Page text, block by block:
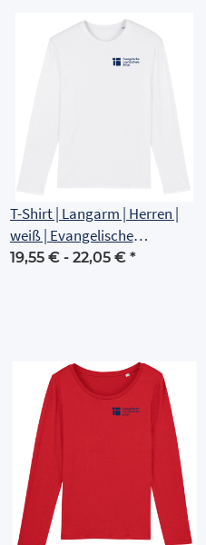
T-Shirt | Langarm | Herren |
weiß | Evangelische
Grundschule Erfurt
19,55 € - 22,05 € *